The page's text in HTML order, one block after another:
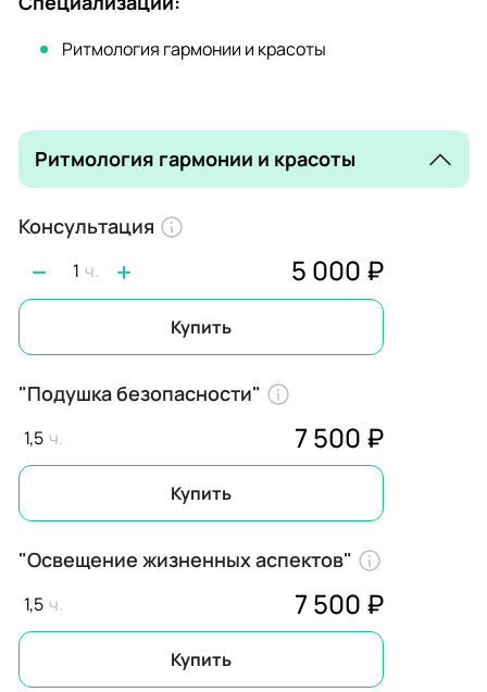
Ритмология гармонии и красоты
Ритмология гармонии и красоты
Консультация
1 5 000 ₽
Купить
"Подушка безопасности"
1,5 7 500 ₽
Купить
"Освещение жизненных аспектов"
1,5 7 500 ₽
Купить